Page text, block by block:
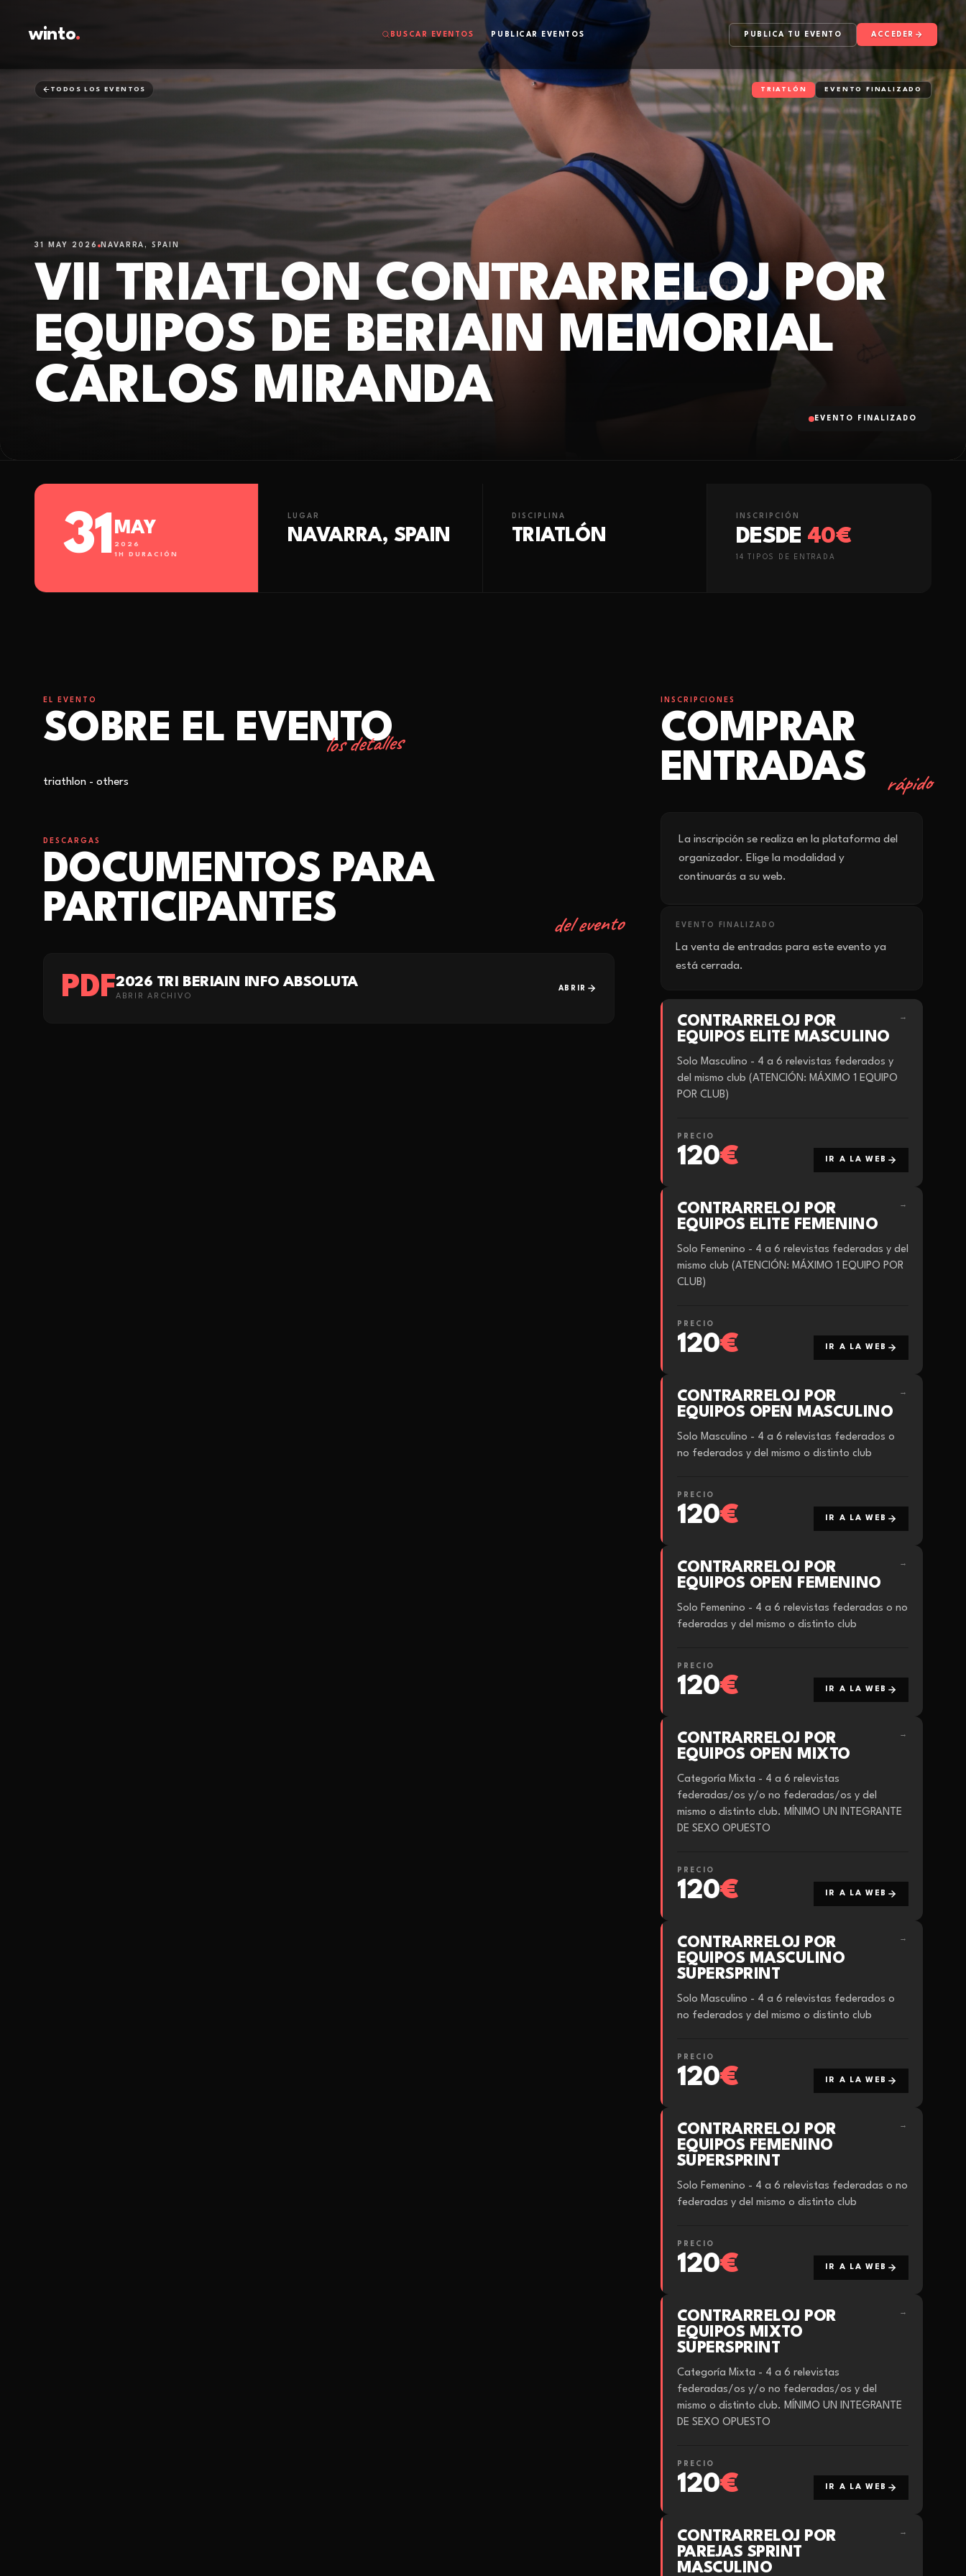
winto. BUSCAR EVENTOS PUBLICAR EVENTOS PUBLICA TU EVENTO ACCEDER
TODOS LOS EVENTOS TRIATLÓN EVENTO FINALIZADO
31 MAY 2026 NAVARRA, SPAIN
VII TRIATLON CONTRARRELOJ POR
EQUIPOS DE BERIAIN MEMORIAL
CARLOS MIRANDA
EVENTO FINALIZADO
31 MAY
2026
1 H DURACIÓN
LUGAR
NAVARRA, SPAIN
DISCIPLINA
TRIATLÓN
INSCRIPCIÓN
DESDE 40€
14 TIPO S DE ENTRADA
EL EVENTO
SOBRE EL EVENTO
los detalles
triathlon - others
DESCARGAS
DOCUMENTOS PARA
PARTICIPANTES
del evento
PDF2026 TRI BERIAIN INFO ABSOLUTA
ABRIR ARCHIVO
ABRIR
INSCRIPCIONES
COMPRAR
ENTRADAS
rápido
La inscripción se realiza en la plataforma del
organizador. Elige la modalidad y
continuarás a su web.
EVENTO FINALIZADO
La venta de entradas para este evento ya
está cerrada.
CONTRARRELOJ POR
EQUIPOS ELITE MASCULINO
→
Solo Masculino - 4 a 6 relevistas federados y
del mismo club (ATENCIÓN: MÁXIMO 1 EQUIPO
POR CLUB)
PRECIO
120€ IR A LA WEB
CONTRARRELOJ POR
EQUIPOS ELITE FEMENINO
→
Solo Femenino - 4 a 6 relevistas federadas y del
mismo club (ATENCIÓN: MÁXIMO 1 EQUIPO POR
CLUB)
PRECIO
120€ IR A LA WEB
CONTRARRELOJ POR
EQUIPOS OPEN MASCULINO
→
Solo Masculino - 4 a 6 relevistas federados o
no federados y del mismo o distinto club
PRECIO
120€ IR A LA WEB
CONTRARRELOJ POR
EQUIPOS OPEN FEMENINO
→
Solo Femenino - 4 a 6 relevistas federadas o no
federadas y del mismo o distinto club
PRECIO
120€ IR A LA WEB
CONTRARRELOJ POR
EQUIPOS OPEN MIXTO
→
Categoría Mixta - 4 a 6 relevistas
federadas/os y/o no federadas/os y del
mismo o distinto club. MÍNIMO UN INTEGRANTE
DE SEXO OPUESTO
PRECIO
120€ IR A LA WEB
CONTRARRELOJ POR
EQUIPOS MASCULINO
SUPERSPRINT
→
Solo Masculino - 4 a 6 relevistas federados o
no federados y del mismo o distinto club
PRECIO
120€ IR A LA WEB
CONTRARRELOJ POR
EQUIPOS FEMENINO
SUPERSPRINT
→
Solo Femenino - 4 a 6 relevistas federadas o no
federadas y del mismo o distinto club
PRECIO
120€ IR A LA WEB
CONTRARRELOJ POR
EQUIPOS MIXTO
SUPERSPRINT
→
Categoría Mixta - 4 a 6 relevistas
federadas/os y/o no federadas/os y del
mismo o distinto club. MÍNIMO UN INTEGRANTE
DE SEXO OPUESTO
PRECIO
120€ IR A LA WEB
CONTRARRELOJ POR
PAREJAS SPRINT
MASCULINO
→